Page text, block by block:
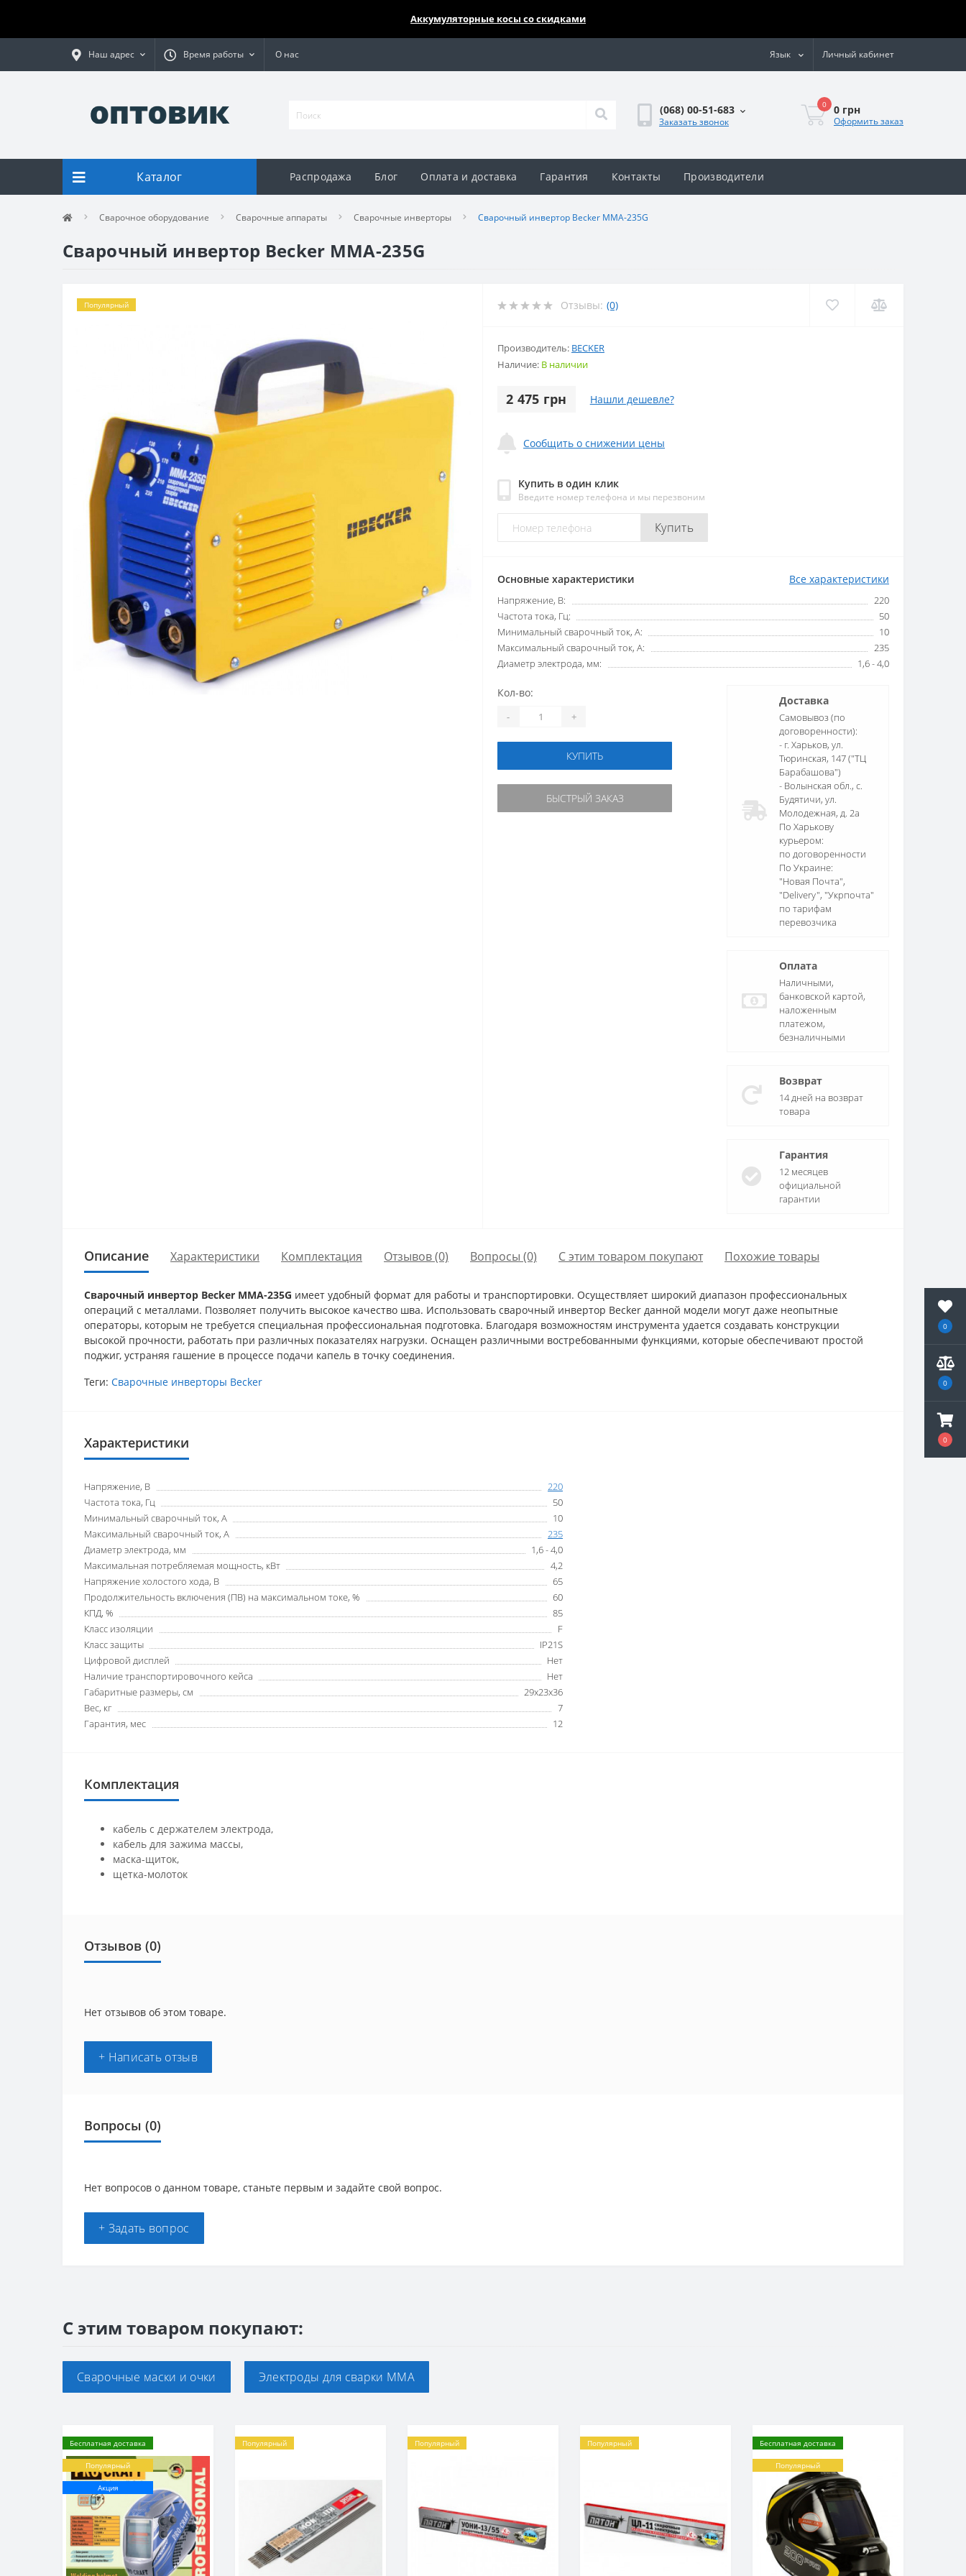
0
0
0
Аккумуляторные косы со скидками
Наш адрес Время работы О нас Язык Личный кабинет
(068) 00-51-683
Заказать звонок
0 0 грн
Оформить заказ
Каталог Распродажа Блог Оплата и доставка Гарантия Контакты Производители
Сварочное оборудование Сварочные аппараты Сварочные инверторы Сварочный инвертор Becker MMA-235G
Сварочный инвертор Becker MMA-235G
Популярный Отзывы: (0)
Производитель: BECKER
Наличие: В наличии
2 475 грн Нашли дешевле?
Сообщить о снижении цены
Купить в один клик
Введите номер телефона и мы перезвоним
Купить
Основные характеристики Все характеристики
Напряжение, В:
220
Частота тока, Гц:
50
Минимальный сварочный ток, А:
10
Максимальный сварочный ток, А:
235
Диаметр электрода, мм:
1,6 - 4,0
Кол-во:
- +
КУПИТЬ
БЫСТРЫЙ ЗАКАЗ
Доставка
Самовывоз (по
договоренности):
- г. Харьков, ул.
Тюринская, 147 ("ТЦ
Барабашова")
- Волынская обл., c.
Будятичи, ул.
Молодежная, д. 2а
По Харькову
курьером:
по договоренности
По Украине:
"Новая Почта",
"Delivery", "Укрпочта"
по тарифам
перевозчика
Оплата
Наличными,
банковской картой,
наложенным
платежом,
безналичными
Возврат
14 дней на возврат
товара
Гарантия
12 месяцев
официальной
гарантии
Описание Характеристики Комплектация Отзывов (0) Вопросы (0) С этим товаром покупают Похожие товары
Сварочный инвертор Becker MMA-235G имеет удобный формат для работы и транспортировки. Осуществляет широкий диапазон профессиональных
операций с металлами. Позволяет получить высокое качество шва. Использовать сварочный инвертор Becker данной модели могут даже неопытные
операторы, которым не требуется специальная профессиональная подготовка. Благодаря возможностям инструмента удается создавать конструкции
высокой прочности, работать при различных показателях нагрузки. Оснащен различными востребованными функциями, которые обеспечивают простой
поджиг, устраняя гашение в процессе подачи капель в точку соединения.
Теги: Сварочные инверторы Becker
Характеристики
Напряжение, В
220
Частота тока, Гц
50
Минимальный сварочный ток, А
10
Максимальный сварочный ток, А
235
Диаметр электрода, мм
1,6 - 4,0
Максимальная потребляемая мощность, кВт
4,2
Напряжение холостого хода, В
65
Продолжительность включения (ПВ) на максимальном токе, %
60
КПД, %
85
Класс изоляции
F
Класс защиты
IP21S
Цифровой дисплей
Нет
Наличие транспортировочного кейса
Нет
Габаритные размеры, см
29х23х36
Вес, кг
7
Гарантия, мес
12
Комплектация
кабель с держателем электрода,
кабель для зажима массы,
маска-щиток,
щетка-молоток
Отзывов (0)
Нет отзывов об этом товаре.
+ Написать отзыв
Вопросы (0)
Нет вопросов о данном товаре, станьте первым и задайте свой вопрос.
+ Задать вопрос
С этим товаром покупают:
Сварочные маски и очки Электроды для сварки ММА
Бесплатная доставка
Популярный
Акция
Популярный Популярный Популярный Бесплатная доставка
Популярный